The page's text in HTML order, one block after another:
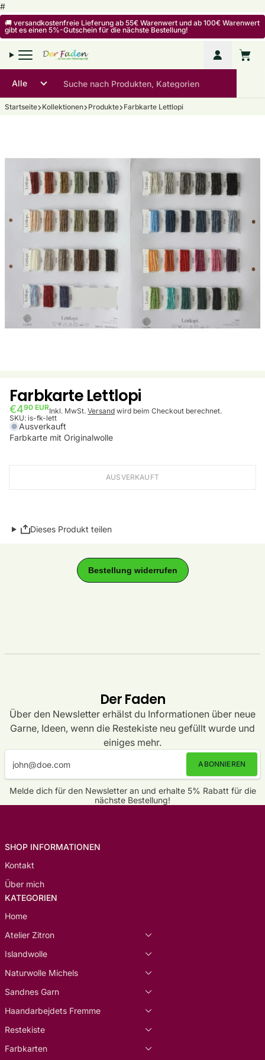
#Zum Inhalt springen
🚚 versandkostenfreie Lieferung ab 55€ Warenwert und ab 100€ Warenwert
gibt es einen 5%-Gutschein für die nächste Bestellung!
Mein
Startseite Kollektionen Produkte Farbkarte Lettlopi
Farbkarte Lettlopi
€490 EURInkl. MwSt. Versand wird beim Checkout berechnet.
SKU: is-fk-lett
Ausverkauft
Farbkarte mit Originalwolle
AUSVERKAUFT
Dieses Produkt teilen
Der Faden
Über den Newsletter erhälst du Informationen über neue
Garne, Ideen, wenn die Restekiste neu gefüllt wurde und
einiges mehr.
ABONNIEREN
Melde dich für den Newsletter an und erhalte 5% Rabatt für die
nächste Bestellung!
SHOP INFORMATIONEN
Kontakt
Über mich
KATEGORIEN
Home
Atelier Zitron
Islandwolle
Naturwolle Michels
Sandnes Garn
Haandarbejdets Fremme
Restekiste
Farbkarten